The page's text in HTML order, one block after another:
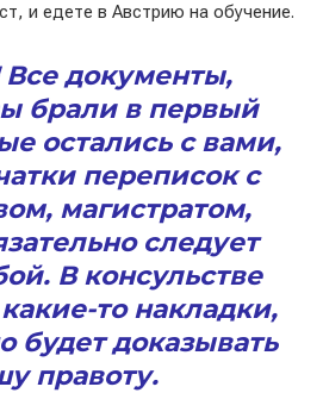
и едете в Австрию на обучение.
Все документы,
брали в первый
остались с вами,
переписок с
магистратом,
следует
В консульстве
то накладки,
будет доказывать
правоту.